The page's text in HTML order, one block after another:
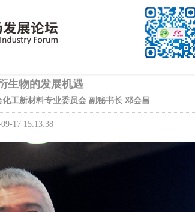
生物的发展机遇
工新材料专业委员会 副秘书长 邓会昌
17 15:13:38